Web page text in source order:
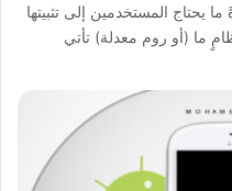
يحتاج المستخدمين إلى تثبيتها
ما (أو روم معدلة) تأتي